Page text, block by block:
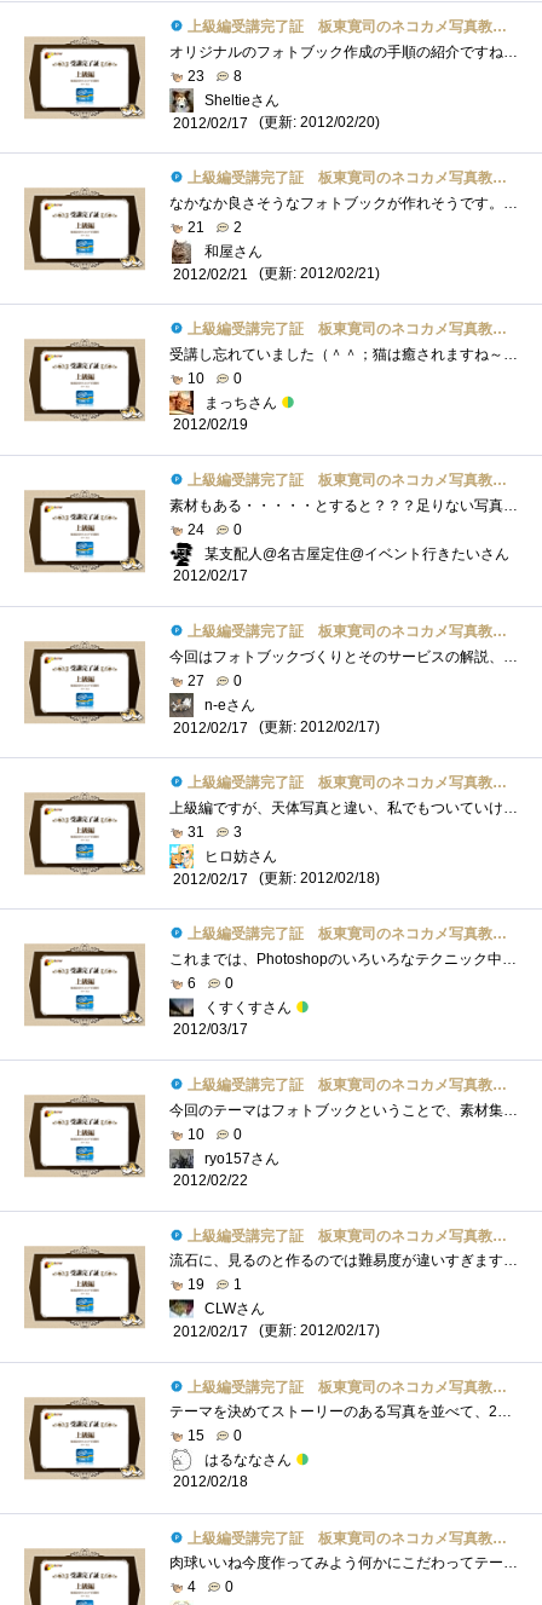
上級編受講完了証 板東寛司のネコカメ写真教室パート2
オリジナルのフォトブック作成の手順の紹介ですね。フォトブックというと写真を並べるだけなのかと思いましたが、撮りためた写真の中らか載�...
23
8
Sheltieさん
2012/02/17
(更新: 2012/02/20)
上級編受講完了証 板東寛司のネコカメ写真教室パート2
なかなか良さそうなフォトブックが作れそうです。ただ、テーマ決めがちょっと難しいですね～。今回は、出会った猫たち！のような感じになる�...
21
2
和屋さん
2012/02/21
(更新: 2012/02/21)
上級編受講完了証 板東寛司のネコカメ写真教室パート2
受講し忘れていました（＾＾；猫は癒されますね～♪私は家猫のニクキュウをプニプニするのが大好き★家猫もプニプニされていると、まったり�...
10
0
まっちさん
2012/02/19
上級編受講完了証 板東寛司のネコカメ写真教室パート2
素材もある・・・・・とすると？？？足りない写真を撮ることだ。ってことで、天気のいい日に大撮影会をしないといけないナ。はっ、まだ、レ�...
24
0
某支配人@名古屋定住@イベント行きたいさん
2012/02/17
上級編受講完了証 板東寛司のネコカメ写真教室パート2
今回はフォトブックづくりとそのサービスの解説、写真がそろってればわりと簡単に作れそうなので試してみたいですね。上級編の掲載と同時に�...
27
0
n-eさん
2012/02/17
(更新: 2012/02/17)
上級編受講完了証 板東寛司のネコカメ写真教室パート2
上級編ですが、天体写真と違い、私でもついていけそうです。肉球可愛いですね。私は、ネコ繋がりでこれとか、肉球マウスパッドネコ耳イヤホ�...
31
3
ヒロ妨さん
2012/02/17
(更新: 2012/02/18)
上級編受講完了証 板東寛司のネコカメ写真教室パート2
これまでは、Photoshopのいろいろなテクニック中心でしたが、今回のフォトブックなら敷居も高くなく挑戦してみても良さそうな内容だったと思い�...
6
0
くすくすさん
2012/03/17
上級編受講完了証 板東寛司のネコカメ写真教室パート2
今回のテーマはフォトブックということで、素材集めから編集など結構な手間がかかってますね。でも、手間がかかってもペットのフォトブック�...
10
0
ryo157さん
2012/02/22
上級編受講完了証 板東寛司のネコカメ写真教室パート2
流石に、見るのと作るのでは難易度が違いすぎますね。(笑)それでも、猫以外でも使えそうなので、Webとか参考になりました。・・・よかったよか...
19
1
CLWさん
2012/02/17
(更新: 2012/02/17)
上級編受講完了証 板東寛司のネコカメ写真教室パート2
テーマを決めてストーリーのある写真を並べて、20ページの冊子作り写真選びのセンスとストーリーで、かなり本格的な写真集になりそうです。
15
0
はるななさん
2012/02/18
上級編受講完了証 板東寛司のネコカメ写真教室パート2
肉球いいね今度作ってみよう何かにこだわってテーマを決めると良い物が出来そうラフイメージを作ると確かにわかりやすいですなあ
4
0